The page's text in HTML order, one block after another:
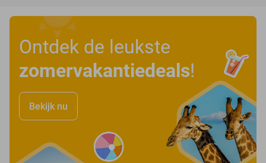
Ontdek de leukste
zomervakantiedeals!
Bekijk nu